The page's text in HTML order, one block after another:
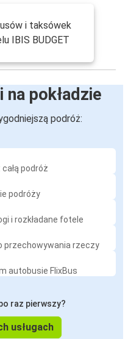
i taksówek
IBIS BUDGET
na pokładzie
podróż:
podróż
podróży
i rozkładane fotele
przechowywania rzeczy
autobusie FlixBus
raz pierwszy?
usługach